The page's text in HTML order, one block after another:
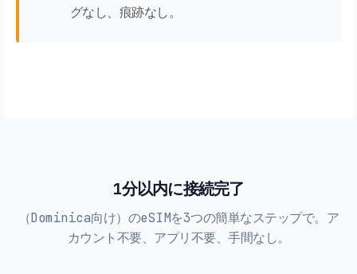
グなし、痕跡なし。
1分以内に接続完了
（Dominica向け）のeSIMを3つの簡単なステップで。ア
カウント不要、アプリ不要、手間なし。